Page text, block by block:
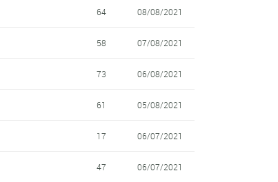
64 08/08/2021
58 07/08/2021
73 06/08/2021
61 05/08/2021
17 06/07/2021
47 06/07/2021